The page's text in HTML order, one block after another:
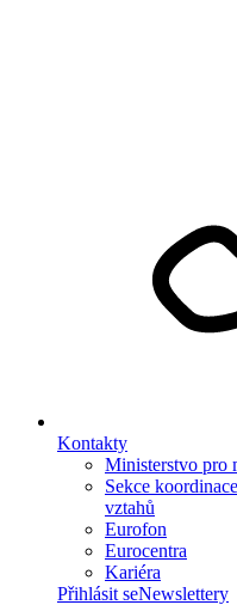
Kontakty
Ministerstvo pro
Sekce
vztahů
Eurofon
Eurocentra
Kariéra
Přihlásit seNewslettery